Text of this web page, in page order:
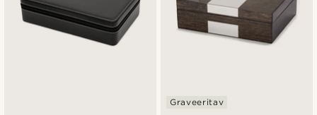
Graveeritav